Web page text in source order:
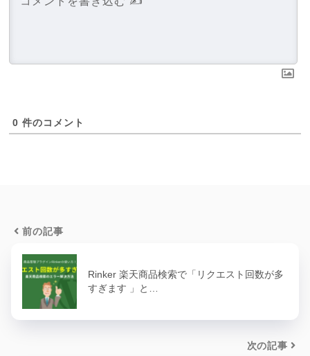
0 件のコメント
前の記事
Rinker 楽天商品検索で「リクエスト回数が多
すぎます 」と…
次の記事